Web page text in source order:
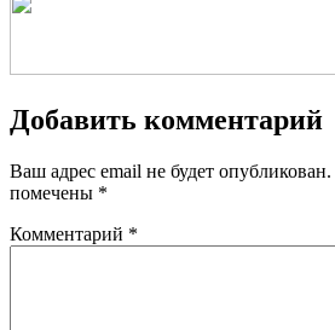
Добавить комментарий
Ваш адрес email не будет опубликован.
помечены *
Комментарий *